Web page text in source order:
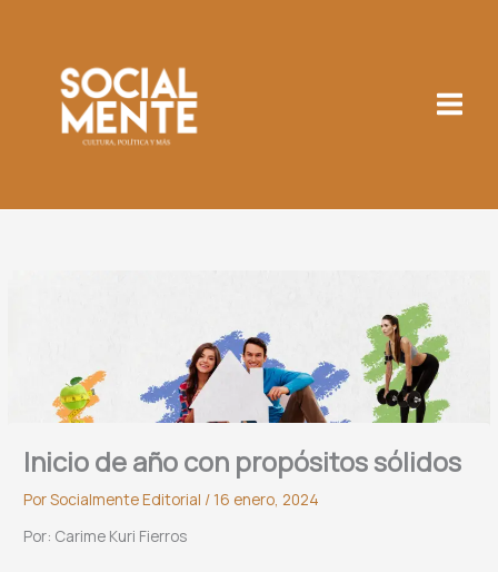
Inicio de año con propósitos sólidos
PorSocialmente Editorial / 16 enero, 2024
Por: Carime Kuri Fierros